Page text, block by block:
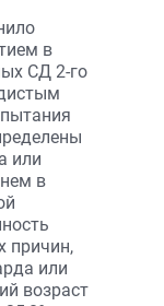
в
СД 2-го
или
в
причин,
или
возраст